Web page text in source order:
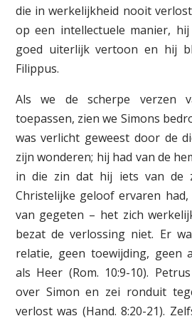
die in werkelijkheid nooit
op een intellectuele manier,
goed uiterlijk vertoon en hij
Filippus.
Als we de scherpe verzen
toepassen, zien we Simons
was verlicht geweest door de
zijn wonderen; hij had van de
in die zin dat hij iets van de
Christelijke geloof ervaren
van gegeten – het zich
bezat de verlossing niet. Er
relatie, geen toewijding, geen
als Heer (Rom. 10:9-10).
over Simon en zei ronduit
verlost was (Hand. 8:20-21).